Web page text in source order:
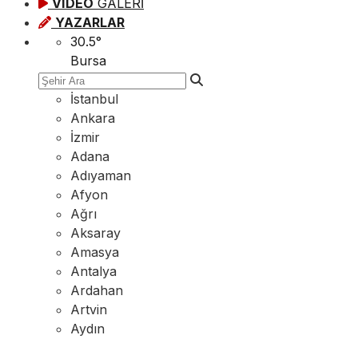
VİDEO GALERİ
YAZARLAR
30.5°
Bursa
İstanbul
Ankara
İzmir
Adana
Adıyaman
Afyon
Ağrı
Aksaray
Amasya
Antalya
Ardahan
Artvin
Aydın